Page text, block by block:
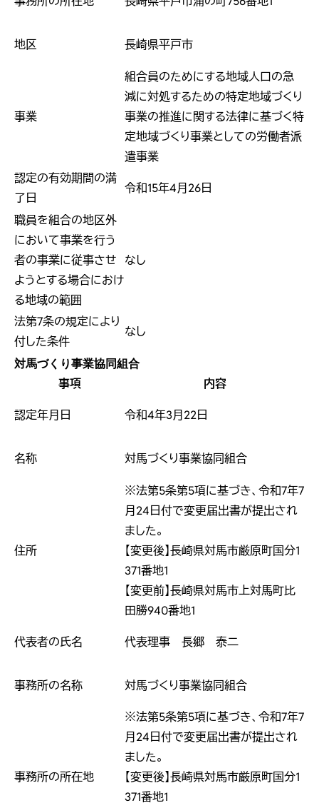
地区 長崎県平戸市
事業
組合員のためにする地域人口の急
減に対処するための特定地域づくり
事業の推進に関する法律に基づく特
定地域づくり事業としての労働者派
遣事業
認定の有効期間の満
了日
令和15年4月26日
職員を組合の地区外
において事業を行う
者の事業に従事させ
ようとする場合におけ
る地域の範囲
なし
法第7条の規定により
付した条件
なし
対馬づくり事業協同組合
事項 内容
認定年月日 令和4年3月22日
名称 対馬づくり事業協同組合
住所
※法第5条第5項に基づき、令和7年7
月24日付で変更届出書が提出され
ました。
【変更後】長崎県対馬市厳原町国分1
371番地1
【変更前】長崎県対馬市上対馬町比
田勝940番地1
代表者の氏名 代表理事 長郷 泰二
事務所の名称 対馬づくり事業協同組合
事務所の所在地
※法第5条第5項に基づき、令和7年7
月24日付で変更届出書が提出され
ました。
【変更後】長崎県対馬市厳原町国分1
371番地1